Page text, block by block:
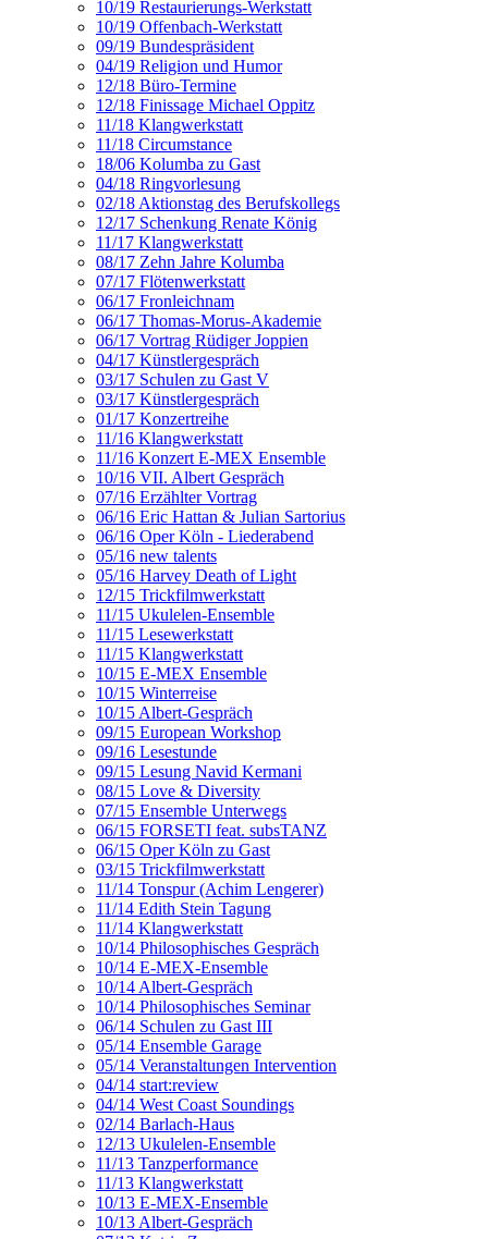
10/19 Restaurierungs-Werkstatt
10/19 Offenbach-Werkstatt
09/19 Bundespräsident
04/19 Religion und Humor
12/18 Büro-Termine
12/18 Finissage Michael Oppitz
11/18 Klangwerkstatt
11/18 Circumstance
18/06 Kolumba zu Gast
04/18 Ringvorlesung
02/18 Aktionstag des Berufskollegs
12/17 Schenkung Renate König
11/17 Klangwerkstatt
08/17 Zehn Jahre Kolumba
07/17 Flötenwerkstatt
06/17 Fronleichnam
06/17 Thomas-Morus-Akademie
06/17 Vortrag Rüdiger Joppien
04/17 Künstlergespräch
03/17 Schulen zu Gast V
03/17 Künstlergespräch
01/17 Konzertreihe
11/16 Klangwerkstatt
11/16 Konzert E-MEX Ensemble
10/16 VII. Albert Gespräch
07/16 Erzählter Vortrag
06/16 Eric Hattan & Julian Sartorius
06/16 Oper Köln - Liederabend
05/16 new talents
05/16 Harvey Death of Light
12/15 Trickfilmwerkstatt
11/15 Ukulelen-Ensemble
11/15 Lesewerkstatt
11/15 Klangwerkstatt
10/15 E-MEX Ensemble
10/15 Winterreise
10/15 Albert-Gespräch
09/15 European Workshop
09/16 Lesestunde
09/15 Lesung Navid Kermani
08/15 Love & Diversity
07/15 Ensemble Unterwegs
06/15 FORSETI feat. subsTANZ
06/15 Oper Köln zu Gast
03/15 Trickfilmwerkstatt
11/14 Tonspur (Achim Lengerer)
11/14 Edith Stein Tagung
11/14 Klangwerkstatt
10/14 Philosophisches Gespräch
10/14 E-MEX-Ensemble
10/14 Albert-Gespräch
10/14 Philosophisches Seminar
06/14 Schulen zu Gast III
05/14 Ensemble Garage
05/14 Veranstaltungen Intervention
04/14 start:review
04/14 West Coast Soundings
02/14 Barlach-Haus
12/13 Ukulelen-Ensemble
11/13 Tanzperformance
11/13 Klangwerkstatt
10/13 E-MEX-Ensemble
10/13 Albert-Gespräch